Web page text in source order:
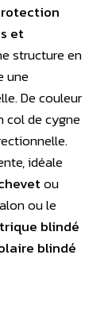
et
structure en
une
De couleur
col de cygne
idéale
ou
ou le
blindé
blindé